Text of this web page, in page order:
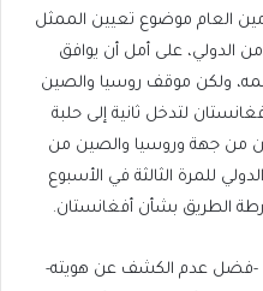
العام موضوع تعيين الممثل
الدولي، على أمل أن يوافق
ولكن موقف روسيا والصين
لتدخل ثانية إلى حلبة
من جهة وروسيا والصين من
للمرة الثالثة في الأسبوع
الطريق بشأن أفغانستان.
-فضل عدم الكشف عن هويته-